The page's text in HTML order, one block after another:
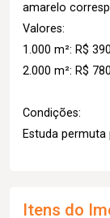
amarelo
Valores:
1.000 m²: R$
2.000 m²: R$
Condições:
Estuda
Itens do